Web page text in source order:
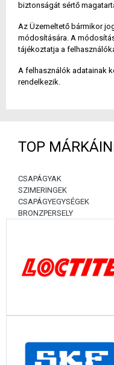
biztonságát sértő
Az Üzemeltető bármikor
módosítására. A
tájékoztatja a
A felhasználók adatainak
rendelkezik.
TOP
CSAPÁGYAK
SZIMERINGEK
CSAPÁGYEGYSÉGEK
BRONZPERSELY